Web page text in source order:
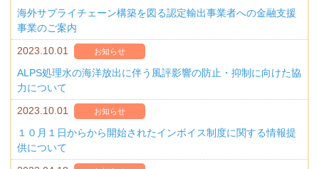
海外サプライチェーン構築を図る認定輸出事業者への金融支援
事業のご案内
2023.10.01
お知らせ
ALPS処理水の海洋放出に伴う風評影響の防止・抑制に向けた協
力について
2023.10.01
お知らせ
１０月１日からから開始されたインボイス制度に関する情報提
供について